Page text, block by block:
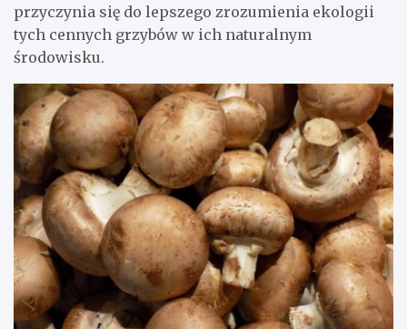
przyczynia się do lepszego zrozumienia ekologii
tych cennych grzybów w ich naturalnym
środowisku.